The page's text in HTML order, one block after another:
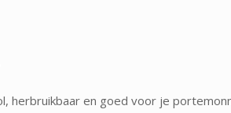
herbruikbaar en goed voor je